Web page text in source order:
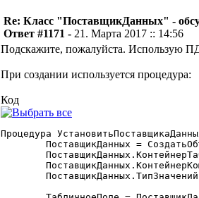
Re: Класс "ПоставщикДанных" -
Ответ #1171 - 21. Марта 2017 :: 14:56
Подскажите, пожалуйста. Использую
При создании используется процедура:
Код
Процедура